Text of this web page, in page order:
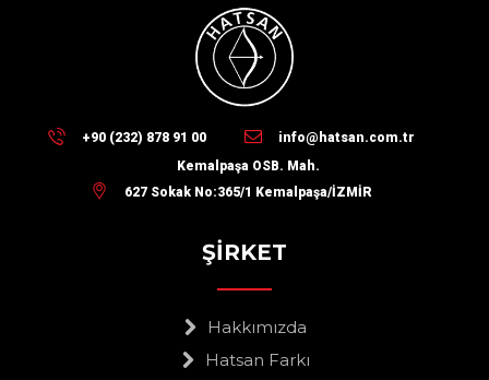
+90 (232) 878 91 00
info@hatsan.com.tr
Kemalpaşa OSB. Mah.
627 Sokak No:365/1 Kemalpaşa/İZMİR
ŞİRKET
Hakkımızda
Hatsan Farkı